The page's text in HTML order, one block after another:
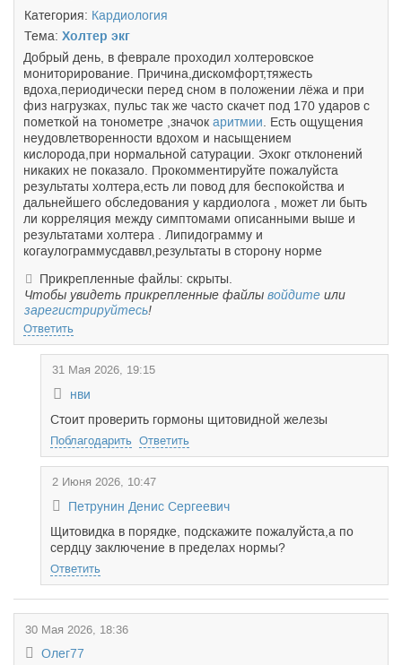
Категория: Кардиология
Тема: Холтер экг
Добрый день, в феврале проходил холтеровское
мониторирование. Причина,дискомфорт,тяжесть
вдоха,периодически перед сном в положении лёжа и при
физ нагрузках, пульс так же часто скачет под 170 ударов с
пометкой на тонометре ,значок аритмии . Есть ощущения
неудовлетворенности вдохом и насыщением
кислорода,при нормальной сатурации. Эхокг отклонений
никаких не показало. Прокомментируйте пожалуйста
результаты холтера,есть ли повод для беспокойства и
дальнейшего обследования у кардиолога , может ли быть
ли корреляция между симптомами описанными выше и
результатами холтера . Липидограмму и
когаулограммусдаввл,результаты в сторону норме
Прикрепленные файлы: скрыты.
Чтобы увидеть прикрепленные файлы войдите или
зарегистрируйтесь!
Ответить
31 Мая 2026, 19:15
нви
Стоит проверить гормоны щитовидной железы
Поблагодарить Ответить
2 Июня 2026, 10:47
Петрунин Денис Сергеевич
Щитовидка в порядке, подскажите пожалуйста,а по
сердцу заключение в пределах нормы?
Ответить
30 Мая 2026, 18:36
Олег77